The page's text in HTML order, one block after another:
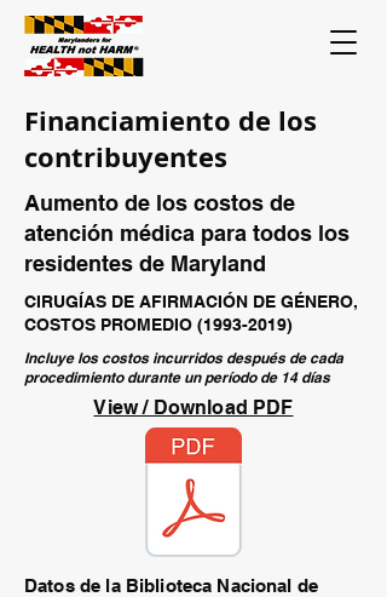
Financiamiento de los
contribuyentes
Aumento de los costos de
atención médica para todos los
residentes de Maryland
CIRUGÍAS DE AFIRMACIÓN DE GÉNERO,
COSTOS PROMEDIO (1993-2019)
Incluye los costos incurridos después de cada
procedimiento durante un período de 14 días
View / Download PDF
Datos de la Biblioteca Nacional de